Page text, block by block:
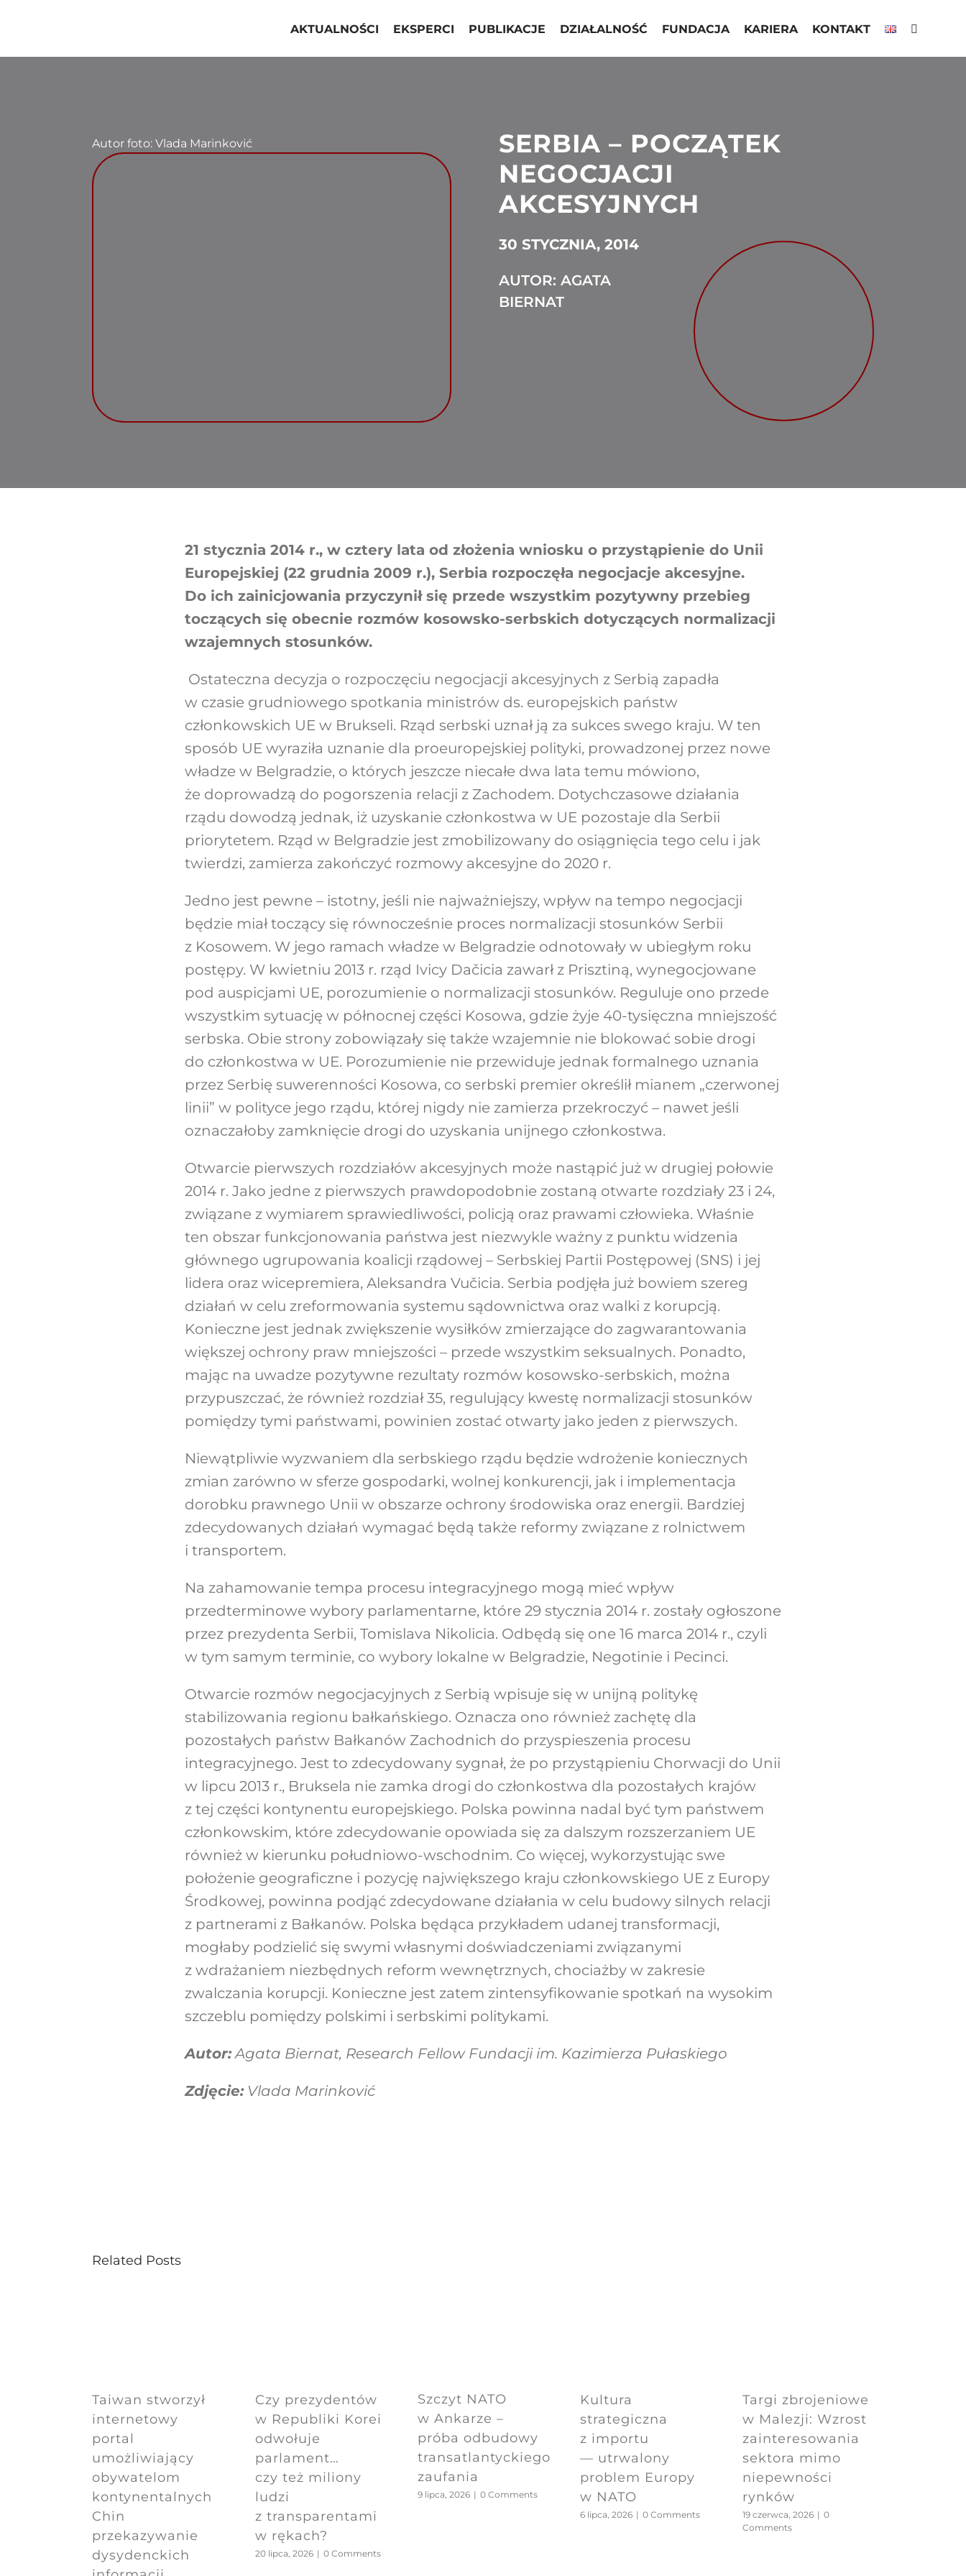
AKTUALNOŚCI EKSPERCI PUBLIKACJE DZIAŁALNOŚĆ FUNDACJA KARIERA KONTAKT
Autor foto: Vlada Marinković
SERBIA – POCZĄTEK
NEGOCJACJI
AKCESYJNYCH
30 STYCZNIA, 2014
AUTOR: AGATA
BIERNAT
21 stycznia 2014 r., w cztery lata od złożenia wniosku o przystąpienie do Unii
Europejskiej (22 grudnia 2009 r.), Serbia rozpoczęła negocjacje akcesyjne.
Do ich zainicjowania przyczynił się przede wszystkim pozytywny przebieg
toczących się obecnie rozmów kosowsko-serbskich dotyczących normalizacji
wzajemnych stosunków.
Ostateczna decyzja o rozpoczęciu negocjacji akcesyjnych z Serbią zapadła
w czasie grudniowego spotkania ministrów ds. europejskich państw
członkowskich UE w Brukseli. Rząd serbski uznał ją za sukces swego kraju. W ten
sposób UE wyraziła uznanie dla proeuropejskiej polityki, prowadzonej przez nowe
władze w Belgradzie, o których jeszcze niecałe dwa lata temu mówiono,
że doprowadzą do pogorszenia relacji z Zachodem. Dotychczasowe działania
rządu dowodzą jednak, iż uzyskanie członkostwa w UE pozostaje dla Serbii
priorytetem. Rząd w Belgradzie jest zmobilizowany do osiągnięcia tego celu i jak
twierdzi, zamierza zakończyć rozmowy akcesyjne do 2020 r.
Jedno jest pewne – istotny, jeśli nie najważniejszy, wpływ na tempo negocjacji
będzie miał toczący się równocześnie proces normalizacji stosunków Serbii
z Kosowem. W jego ramach władze w Belgradzie odnotowały w ubiegłym roku
postępy. W kwietniu 2013 r. rząd Ivicy Dačicia zawarł z Prisztiną, wynegocjowane
pod auspicjami UE, porozumienie o normalizacji stosunków. Reguluje ono przede
wszystkim sytuację w północnej części Kosowa, gdzie żyje 40-tysięczna mniejszość
serbska. Obie strony zobowiązały się także wzajemnie nie blokować sobie drogi
do członkostwa w UE. Porozumienie nie przewiduje jednak formalnego uznania
przez Serbię suwerenności Kosowa, co serbski premier określił mianem „czerwonej
linii” w polityce jego rządu, której nigdy nie zamierza przekroczyć – nawet jeśli
oznaczałoby zamknięcie drogi do uzyskania unijnego członkostwa.
Otwarcie pierwszych rozdziałów akcesyjnych może nastąpić już w drugiej połowie
2014 r. Jako jedne z pierwszych prawdopodobnie zostaną otwarte rozdziały 23 i 24,
związane z wymiarem sprawiedliwości, policją oraz prawami człowieka. Właśnie
ten obszar funkcjonowania państwa jest niezwykle ważny z punktu widzenia
głównego ugrupowania koalicji rządowej – Serbskiej Partii Postępowej (SNS) i jej
lidera oraz wicepremiera, Aleksandra Vučicia. Serbia podjęła już bowiem szereg
działań w celu zreformowania systemu sądownictwa oraz walki z korupcją.
Konieczne jest jednak zwiększenie wysiłków zmierzające do zagwarantowania
większej ochrony praw mniejszości – przede wszystkim seksualnych. Ponadto,
mając na uwadze pozytywne rezultaty rozmów kosowsko-serbskich, można
przypuszczać, że również rozdział 35, regulujący kwestę normalizacji stosunków
pomiędzy tymi państwami, powinien zostać otwarty jako jeden z pierwszych.
Niewątpliwie wyzwaniem dla serbskiego rządu będzie wdrożenie koniecznych
zmian zarówno w sferze gospodarki, wolnej konkurencji, jak i implementacja
dorobku prawnego Unii w obszarze ochrony środowiska oraz energii. Bardziej
zdecydowanych działań wymagać będą także reformy związane z rolnictwem
i transportem.
Na zahamowanie tempa procesu integracyjnego mogą mieć wpływ
przedterminowe wybory parlamentarne, które 29 stycznia 2014 r. zostały ogłoszone
przez prezydenta Serbii, Tomislava Nikolicia. Odbędą się one 16 marca 2014 r., czyli
w tym samym terminie, co wybory lokalne w Belgradzie, Negotinie i Pecinci.
Otwarcie rozmów negocjacyjnych z Serbią wpisuje się w unijną politykę
stabilizowania regionu bałkańskiego. Oznacza ono również zachętę dla
pozostałych państw Bałkanów Zachodnich do przyspieszenia procesu
integracyjnego. Jest to zdecydowany sygnał, że po przystąpieniu Chorwacji do Unii
w lipcu 2013 r., Bruksela nie zamka drogi do członkostwa dla pozostałych krajów
z tej części kontynentu europejskiego. Polska powinna nadal być tym państwem
członkowskim, które zdecydowanie opowiada się za dalszym rozszerzaniem UE
również w kierunku południowo-wschodnim. Co więcej, wykorzystując swe
położenie geograficzne i pozycję największego kraju członkowskiego UE z Europy
Środkowej, powinna podjąć zdecydowane działania w celu budowy silnych relacji
z partnerami z Bałkanów. Polska będąca przykładem udanej transformacji,
mogłaby podzielić się swymi własnymi doświadczeniami związanymi
z wdrażaniem niezbędnych reform wewnętrznych, chociażby w zakresie
zwalczania korupcji. Konieczne jest zatem zintensyfikowanie spotkań na wysokim
szczeblu pomiędzy polskimi i serbskimi politykami.
Autor:Agata Biernat, Research Fellow Fundacji im. Kazimierza Pułaskiego
Zdjęcie:Vlada Marinković
Related Posts
Taiwan stworzył
internetowy
portal
umożliwiający
obywatelom
kontynentalnych
Chin
przekazywanie
dysydenckich
Czy prezydentów
w Republiki Korei
odwołuje
parlament…
czy też miliony
ludzi
z transparentami
w rękach?
20 lipca, 2026 | 0 Comments
Szczyt NATO
w Ankarze –
próba odbudowy
transatlantyckiego
zaufania
9 lipca, 2026 | 0 Comments
Kultura
strategiczna
z importu
— utrwalony
problem Europy
w NATO
6 lipca, 2026 | 0 Comments
Targi zbrojeniowe
w Malezji: Wzrost
zainteresowania
sektora mimo
niepewności
rynków
19 czerwca, 2026 | 0
Comments